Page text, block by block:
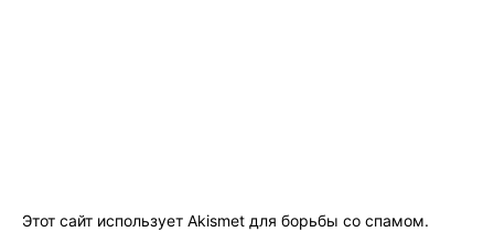
Этот сайт использует Akismet для борьбы со спамом.